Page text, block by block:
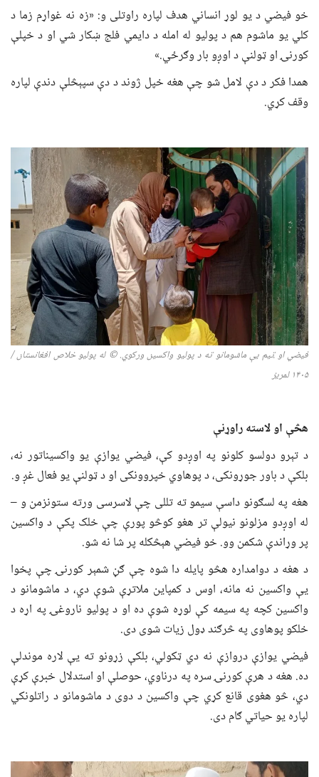
خو فیضي د یو لوړ انساني هدف لپاره راوتلی و: «زه نه غواړم زما د
کلي یو ماشوم هم د پولیو له امله د دایمي فلج ښکار شي او د خپلې
کورنۍ او ټولنې د اوږو بار وګرځي.»
همدا فکر د دې لامل شو چې هغه خپل ژوند د دې سپېڅلې دندې لپاره
وقف کړي.
فیضي او ټیم یې ماشومانو ته د پولیو واکسین ورکوي.© له پولیو خلاص افغانستان /
۱۴۰۵ لمریز
هڅې او لاسته راوړنې
د تېرو دولسو کلونو په اوږدو کې، فیضي یوازې یو واکسیناتور نه،
بلکې د باور جوړونکی، د پوهاوي خپروونکی او د ټولنې یو فعال غږ و.
هغه په لسګونو داسې سیمو ته تللی چې لاسرسی ورته ستونزمن و –
له اوږدو مزلونو نیولې تر هغو کوڅو پورې چې خلک پکې د واکسین
پر وړاندې شکمن وو. خو فیضي هېڅکله پر شا نه شو.
د هغه د دوامداره هڅو پایله دا شوه چې ګڼ شمېر کورنۍ چې پخوا
یې واکسین نه مانه، اوس د کمپاین ملاتړې شوې دي، د ماشومانو د
واکسین کچه په سیمه کې لوړه شوې ده او د پولیو ناروغۍ په اړه د
خلکو پوهاوی په څرګند ډول زیات شوی دی.
فیضي یوازې دروازې نه دي ټکولي، بلکې زړونو ته یې لاره موندلې
ده. هغه د هرې کورنۍ سره په درناوي، حوصلې او استدلال خبرې کړې
دي، څو هغوی قانع کړي چې واکسین د دوی د ماشومانو د راتلونکي
لپاره یو حیاتي ګام دی.